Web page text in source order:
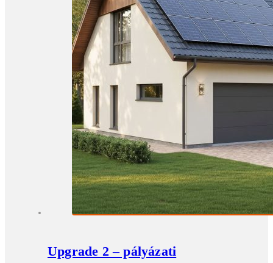
Upgrade 2 – pályázati